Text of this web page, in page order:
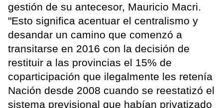
gestión de su antecesor, Mauricio Macri.
"Esto significa acentuar el centralismo y
desandar un camino que comenzó a
transitarse en 2016 con la decisión de
restituir a las provincias el 15% de
coparticipación que ilegalmente les retenía
Nación desde 2008 cuando se reestatizó el
sistema previsional que habían privatizado